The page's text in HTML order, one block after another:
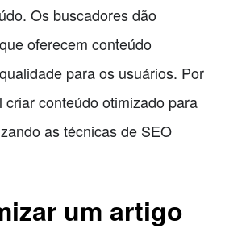
Os buscadores dão
oferecem conteúdo
para os usuários. Por
criar conteúdo otimizado para
as técnicas de SEO
um artigo